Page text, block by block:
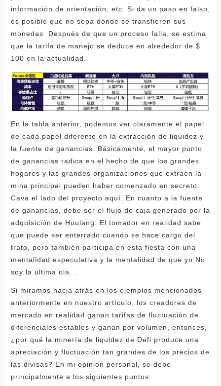
información de orientación, etc. Si da un paso en falso,
es posible que no sepa dónde se transfieren sus
monedas. Después de que un proceso falla, se estima
que la tarifa de manejo se deduce en alrededor de $
100 en la actualidad.
En la tabla anterior, podemos ver claramente el papel
de cada papel diferente en la extracción de liquidez y
la fuente de ganancias. Básicamente, el mayor punto
de ganancias radica en el hecho de que los grandes
hogares y las grandes organizaciones que extraen la
mina principal pueden haber comenzado en secreto.
Cava el lado del proyecto aquí. En cuanto a la fuente
de ganancias, debe ser el flujo de caja generado por la
adquisición de Houlang. El tomador en realidad sabe
que puede ser enterrado cuando se hace cargo del
trato, pero también participa en esta fiesta con una
mentalidad especulativa y la mentalidad de que yo No
soy la última ola. .
Si miramos hacia atrás en los ejemplos mencionados
anteriormente en nuestro artículo, los creadores de
mercado en realidad ganan tarifas de fluctuación de
diferenciales estables y ganan por volumen, entonces,
¿por qué la minería de liquidez de Defi produce una
apreciación y fluctuación tan grandes de los precios de
las divisas? En mi opinión personal, se debe
principalmente a los siguientes puntos: